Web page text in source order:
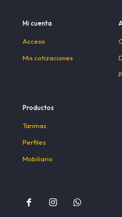
Mi cuenta
Acceso
Mis cotizaciones
Productos
Tarimas
Perfiles
Mobiliario